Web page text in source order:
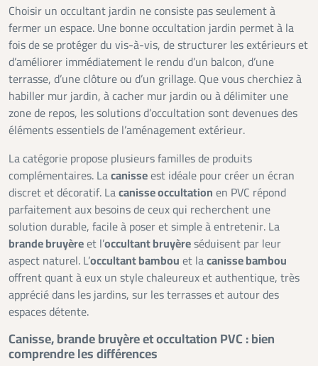
Choisir un occultant jardin ne consiste pas seulement à
fermer un espace. Une bonne occultation jardin permet à la
fois de se protéger du vis-à-vis, de structurer les extérieurs et
d’améliorer immédiatement le rendu d’un balcon, d’une
terrasse, d’une clôture ou d’un grillage. Que vous cherchiez à
habiller mur jardin, à cacher mur jardin ou à délimiter une
zone de repos, les solutions d’occultation sont devenues des
éléments essentiels de l’aménagement extérieur.
La catégorie propose plusieurs familles de produits
complémentaires. Lacanisseest idéale pour créer un écran
discret et décoratif. Lacanisse occultation en PVC répond
parfaitement aux besoins de ceux qui recherchent une
solution durable, facile à poser et simple à entretenir. La
brande bruyèreet l’occultant bruyèreséduisent par leur
aspect naturel. L’occultant bambou et lacanisse bambou
offrent quant à eux un style chaleureux et authentique, très
apprécié dans les jardins, sur les terrasses et autour des
espaces détente.
Canisse, brande bruyère et occultation PVC : bien
comprendre les différences